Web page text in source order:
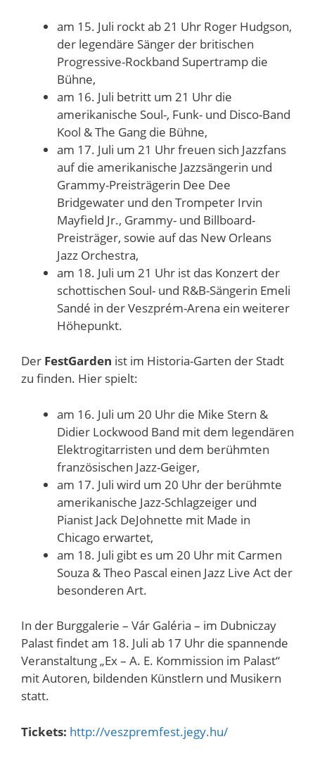
am 15. Juli rockt ab 21 Uhr Roger Hudgson,
der legendäre Sänger der britischen
Progressive-Rockband Supertramp die
Bühne,
am 16. Juli betritt um 21 Uhr die
amerikanische Soul-, Funk- und Disco-Band
Kool & The Gang die Bühne,
am 17. Juli um 21 Uhr freuen sich Jazzfans
auf die amerikanische Jazzsängerin und
Grammy-Preisträgerin Dee Dee
Bridgewater und den Trompeter Irvin
Mayfield Jr., Grammy- und Billboard-
Preisträger, sowie auf das New Orleans
Jazz Orchestra,
am 18. Juli um 21 Uhr ist das Konzert der
schottischen Soul- und R&B-Sängerin Emeli
Sandé in der Veszprém-Arena ein weiterer
Höhepunkt.
Der FestGarden ist im Historia-Garten der Stadt
zu finden. Hier spielt:
am 16. Juli um 20 Uhr die Mike Stern &
Didier Lockwood Band mit dem legendären
Elektrogitarristen und dem berühmten
französischen Jazz-Geiger,
am 17. Juli wird um 20 Uhr der berühmte
amerikanische Jazz-Schlagzeiger und
Pianist Jack DeJohnette mit Made in
Chicago erwartet,
am 18. Juli gibt es um 20 Uhr mit Carmen
Souza & Theo Pascal einen Jazz Live Act der
besonderen Art.
In der Burggalerie – Vár Galéria – im Dubniczay
Palast findet am 18. Juli ab 17 Uhr die spannende
Veranstaltung „Ex – A. E. Kommission im Palast“
mit Autoren, bildenden Künstlern und Musikern
statt.
Tickets: http://veszpremfest.jegy.hu/